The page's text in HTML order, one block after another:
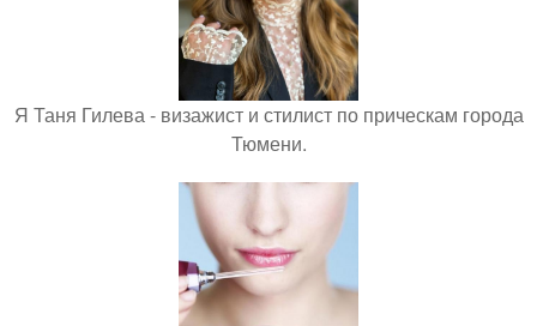
Я Таня Гилева - визажист и стилист по прическам города
Тюмени.